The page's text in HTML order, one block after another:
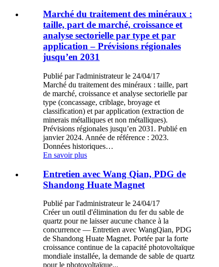
Marché du traitement des minéraux :
taille, part de marché, croissance et
analyse sectorielle par type et par
application – Prévisions régionales
jusqu’en 2031
Publié par l'administrateur le 24/04/17
Marché du traitement des minéraux : taille, part
de marché, croissance et analyse sectorielle par
type (concassage, criblage, broyage et
classification) et par application (extraction de
minerais métalliques et non métalliques).
Prévisions régionales jusqu’en 2031. Publié en
janvier 2024. Année de référence : 2023.
Données historiques…
En savoir plus
Entretien avec Wang Qian, PDG de
Shandong Huate Magnet
Publié par l'administrateur le 24/04/17
Créer un outil d'élimination du fer du sable de
quartz pour ne laisser aucune chance à la
concurrence — Entretien avec WangQian, PDG
de Shandong Huate Magnet. Portée par la forte
croissance continue de la capacité photovoltaïque
mondiale installée, la demande de sable de quartz
pour le photovoltaïque...